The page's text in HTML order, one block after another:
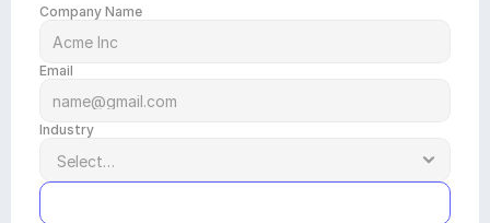
Company Name
Email
Industry